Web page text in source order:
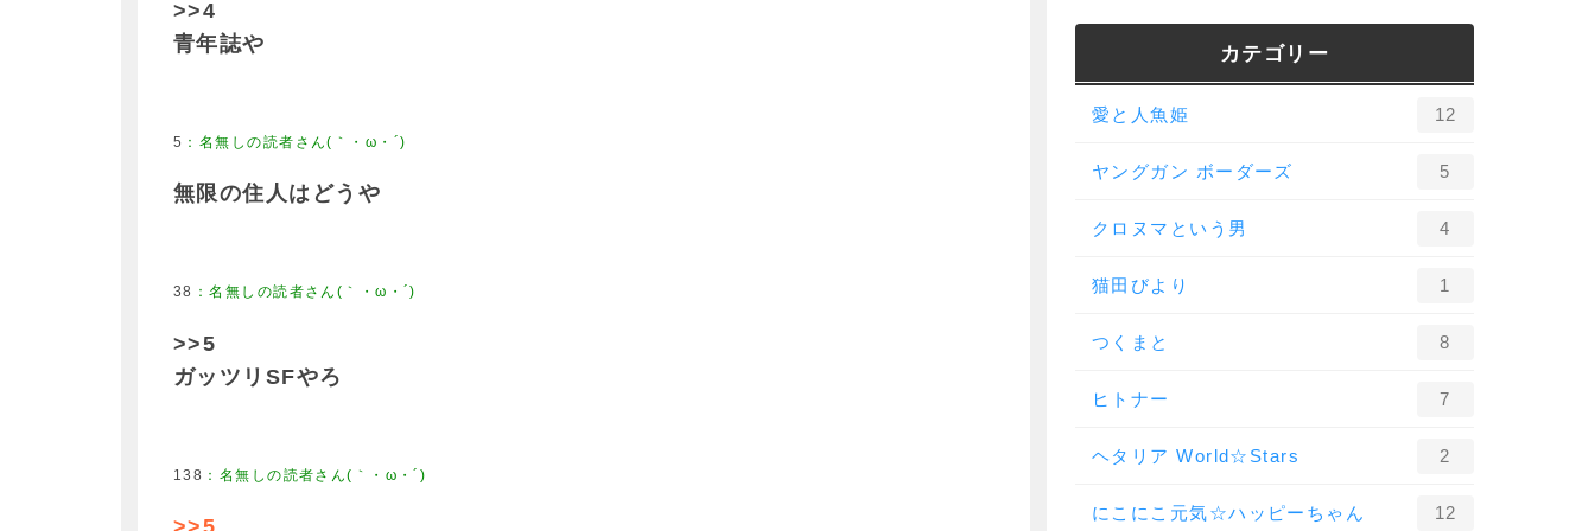
>>4
青年誌や
5
無限の住人はどうや
38
>>5
ガッツリSFやろ
138
>>5
カテゴリー
愛と人魚姫 12
ヤングガン ボーダーズ 5
クロヌマという男 4
猫田びより 1
つくまと 8
ヒトナー 7
ヘタリア World☆Stars 2
にこにこ元気☆ハッピーちゃん 12